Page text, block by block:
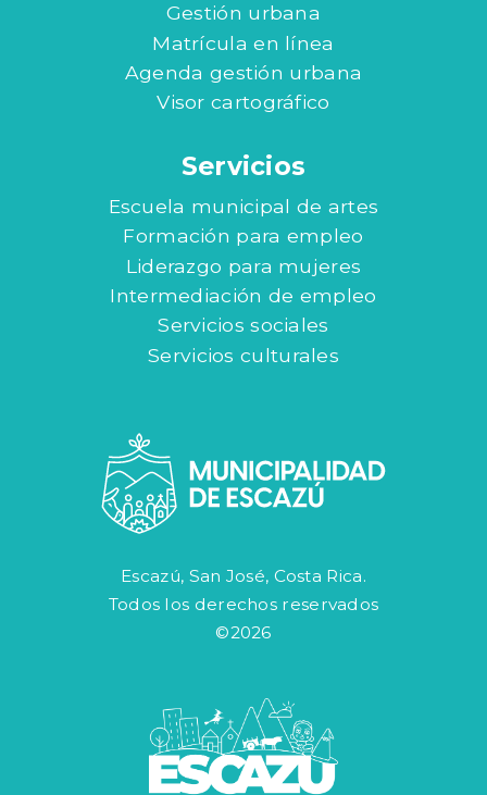
Gestión urbana
Matrícula en línea
Agenda gestión urbana
Visor cartográfico
Servicios
Escuela municipal de artes
Formación para empleo
Liderazgo para mujeres
Intermediación de empleo
Servicios sociales
Servicios culturales
Escazú, San José, Costa Rica.
Todos los derechos reservados
©2026